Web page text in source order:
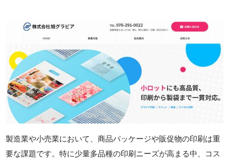
製造業や小売業において、商品パッケージや販促物の印刷は重
要な課題です。特に少量多品種の印刷ニーズが高まる中、コス